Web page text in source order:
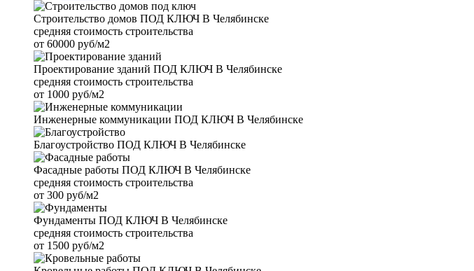
Строительство домов ПОД КЛЮЧ В Челябинске
средняя стоимость строительства
от 60000 руб/м2
Проектирование зданий ПОД КЛЮЧ В Челябинске
средняя стоимость строительства
от 1000 руб/м2
Инженерные коммуникации ПОД КЛЮЧ В Челябинске
Благоустройство ПОД КЛЮЧ В Челябинске
Фасадные работы ПОД КЛЮЧ В Челябинске
средняя стоимость строительства
от 300 руб/м2
Фундаменты ПОД КЛЮЧ В Челябинске
средняя стоимость строительства
от 1500 руб/м2